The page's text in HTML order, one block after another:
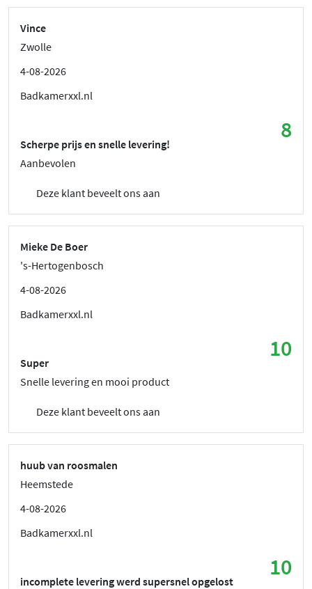
Vince
Zwolle
4-08-2026
Badkamerxxl.nl
8
Scherpe prijs en snelle levering!
Aanbevolen
Deze klant beveelt ons aan
Mieke De Boer
's-Hertogenbosch
4-08-2026
Badkamerxxl.nl
10
Super
Snelle levering en mooi product
Deze klant beveelt ons aan
huub van roosmalen
Heemstede
4-08-2026
Badkamerxxl.nl
10
incomplete levering werd supersnel opgelost